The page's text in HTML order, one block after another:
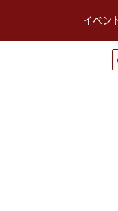
イベン